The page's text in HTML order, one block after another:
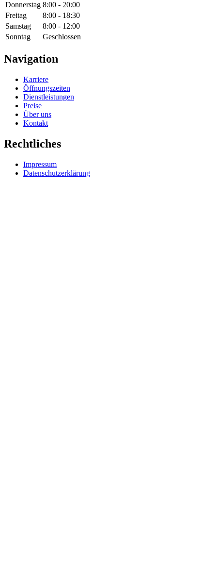
Donnerstag 8:00 - 20:00
Freitag
8:00 - 18:30
Samstag
8:00 - 12:00
Sonntag
Geschlossen
Navigation
Karriere
Öffnungszeiten
Dienstleistungen
Preise
Über uns
Kontakt
Rechtliches
Impressum
Datenschutzerklärung